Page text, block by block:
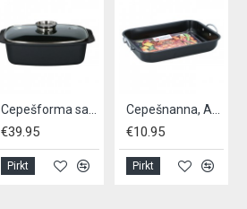
Cepešforma sautēšanai ar vāku 5,5L
€39.95
Pirkt
Cepešnanna, ALPINA, 39x29x6cm
€10.95
Pirkt